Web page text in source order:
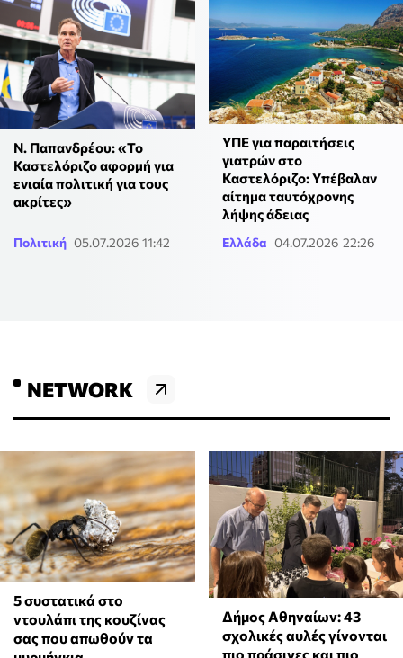
Ν. Παπανδρέου: «Το
Καστελόριζο αφορμή για
ενιαία πολιτική για τους
ακρίτες»
Πολιτική 05.07.2026 11:42
ΥΠΕ για παραιτήσεις
γιατρών στο
Καστελόριζο: Yπέβαλαν
αίτημα ταυτόχρονης
λήψης άδειας
Ελλάδα 04.07.2026 22:26
NETWORK
⁠5 συστατικά στο
ντουλάπι της κουζίνας
σας που απωθούν τα
Δήμος Αθηναίων: 43
σχολικές αυλές γίνονται
πιο πράσινες και πιο